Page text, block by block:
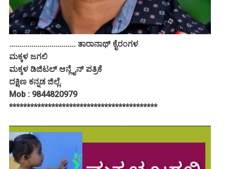
................................. ತಾರಾನಾಥ್ ಕೈರಂಗಳ
ಮಕ್ಕಳ ಜಗಲಿ
ಮಕ್ಕಳ ಡಿಜಿಟಲ್ ಆನ್ಲೈನ್ ಪತ್ರಿಕೆ
ದಕ್ಷಿಣ ಕನ್ನಡ ಜಿಲ್ಲೆ.
Mob : 9844820979
******************************************